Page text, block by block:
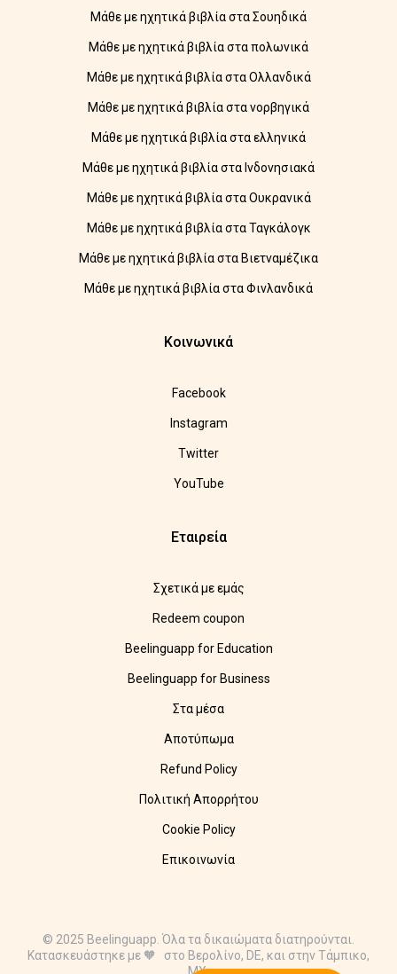
Μάθε με ηχητικά βιβλία στα Σουηδικά
Μάθε με ηχητικά βιβλία στα πολωνικά
Μάθε με ηχητικά βιβλία στα Ολλανδικά
Μάθε με ηχητικά βιβλία στα νορβηγικά
Μάθε με ηχητικά βιβλία στα ελληνικά
Μάθε με ηχητικά βιβλία στα Ινδονησιακά
Μάθε με ηχητικά βιβλία στα Ουκρανικά
Μάθε με ηχητικά βιβλία στα Ταγκάλογκ
Μάθε με ηχητικά βιβλία στα Βιετναμέζικα
Μάθε με ηχητικά βιβλία στα Φινλανδικά
Κοινωνικά
Facebook
Instagram
Twitter
YouTube
Εταιρεία
Σχετικά με εμάς
Redeem coupon
Beelinguapp for Education
Beelinguapp for Business
Στα μέσα
Αποτύπωμα
Refund Policy
Πολιτική Απορρήτου
Cookie Policy
Επικοινωνία
© 2025 Beelinguapp. Όλα τα δικαιώματα διατηρούνται.
Κατασκευάστηκε με 🧡 στο Βερολίνο, DE, και στην Τάμπικο,